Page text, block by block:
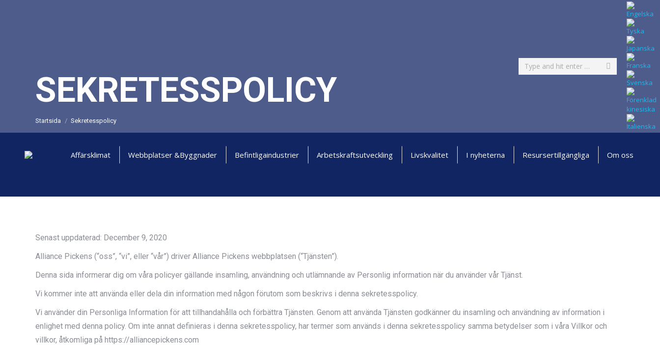
Search:
Affärsklimat Webbplatser &Byggnader Befintligaindustrier Arbetskraftsutveckling Livskvalitet I nyheterna Resursertillgängliga Om oss
SEKRETESSPOLICY
Du är här:
Startsida Sekretesspolicy
Senast uppdaterad: December 9, 2020
Alliance Pickens (“oss”, “vi”, eller “vår”) driver Alliance Pickens webbplatsen (“Tjänsten”).
Denna sida informerar dig om våra policyer gällande insamling, användning och utlämnande av Personlig information när du använder vår Tjänst.
Vi kommer inte att använda eller dela din information med någon förutom som beskrivs i denna sekretesspolicy.
Vi använder din Personliga Information för att tillhandahålla och förbättra Tjänsten. Genom att använda Tjänsten godkänner du insamling och användning av information i
enlighet med denna policy. Om inte annat definieras i denna sekretesspolicy, har termer som används i denna sekretesspolicy samma betydelser som i våra Villkor och
villkor, åtkomliga på https://alliancepickens.com